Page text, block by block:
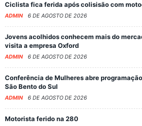
Ciclista fica ferida após colisisão com
ADMIN 6 DE AGOSTO DE 2026
Jovens acolhidos conhecem mais do
visita a empresa Oxford
ADMIN 6 DE AGOSTO DE 2026
Conferência de Mulheres abre
São Bento do Sul
ADMIN 6 DE AGOSTO DE 2026
Motorista ferido na 280